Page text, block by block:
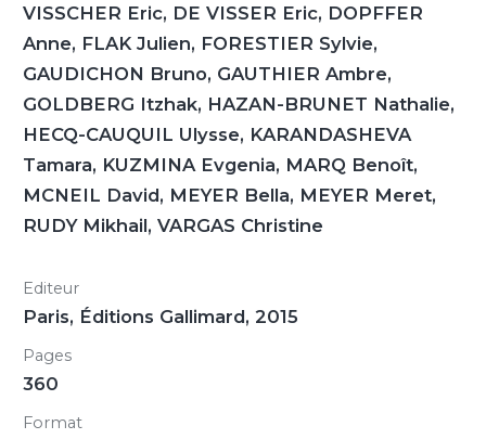
VISSCHER Eric, DE VISSER Eric, DOPFFER
Anne, FLAK Julien, FORESTIER Sylvie,
GAUDICHON Bruno, GAUTHIER Ambre,
GOLDBERG Itzhak, HAZAN-BRUNET Nathalie,
HECQ-CAUQUIL Ulysse, KARANDASHEVA
Tamara, KUZMINA Evgenia, MARQ Benoît,
MCNEIL David, MEYER Bella, MEYER Meret,
RUDY Mikhail, VARGAS Christine
Editeur
Paris, Éditions Gallimard, 2015
Pages
360
Format